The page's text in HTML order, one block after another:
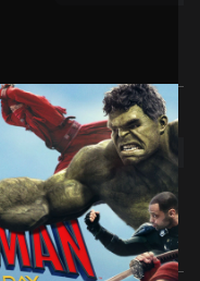
Digital 2D